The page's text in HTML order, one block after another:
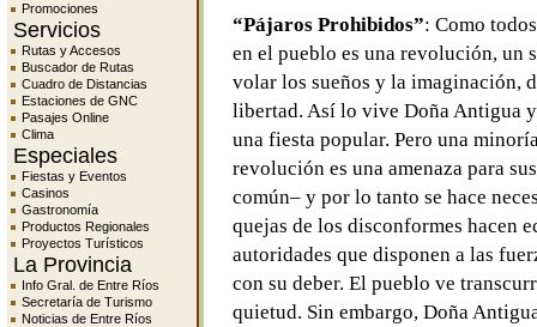
Promociones
Servicios
Rutas y Accesos
Buscador de Rutas
Cuadro de Distancias
Estaciones de GNC
Pasajes Online
Clima
Especiales
Fiestas y Eventos
Casinos
Gastronomía
Productos Regionales
Proyectos Turísticos
La Provincia
Info Gral. de Entre Ríos
Secretaría de Turismo
Noticias de Entre Ríos
“Pájaros Prohibidos”: Como
en el pueblo es una revolución, un
volar los sueños y la imaginación,
libertad. Así lo vive Doña Antigua
una fiesta popular. Pero una
revolución es una amenaza para
común– y por lo tanto se hace
quejas de los disconformes hacen
autoridades que disponen a las
con su deber. El pueblo ve
quietud. Sin embargo, Doña